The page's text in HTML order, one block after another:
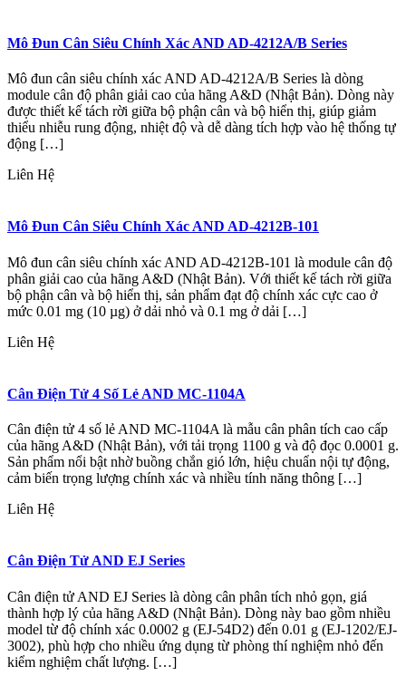
Mô Đun Cân Siêu Chính Xác AND AD-4212A/B Series
Mô đun cân siêu chính xác AND AD-4212A/B Series là dòng
module cân độ phân giải cao của hãng A&D (Nhật Bản). Dòng này
được thiết kế tách rời giữa bộ phận cân và bộ hiển thị, giúp giảm
thiểu nhiễu rung động, nhiệt độ và dễ dàng tích hợp vào hệ thống tự
động […]
Liên Hệ
Mô Đun Cân Siêu Chính Xác AND AD-4212B-101
Mô đun cân siêu chính xác AND AD-4212B-101 là module cân độ
phân giải cao của hãng A&D (Nhật Bản). Với thiết kế tách rời giữa
bộ phận cân và bộ hiển thị, sản phẩm đạt độ chính xác cực cao ở
mức 0.01 mg (10 µg) ở dải nhỏ và 0.1 mg ở dải […]
Liên Hệ
Cân Điện Tử 4 Số Lẻ AND MC-1104A
Cân điện tử 4 số lẻ AND MC-1104A là mẫu cân phân tích cao cấp
của hãng A&D (Nhật Bản), với tải trọng 1100 g và độ đọc 0.0001 g.
Sản phẩm nổi bật nhờ buồng chắn gió lớn, hiệu chuẩn nội tự động,
cảm biến trọng lượng chính xác và nhiều tính năng thông […]
Liên Hệ
Cân Điện Tử AND EJ Series
Cân điện tử AND EJ Series là dòng cân phân tích nhỏ gọn, giá
thành hợp lý của hãng A&D (Nhật Bản). Dòng này bao gồm nhiều
model từ độ chính xác 0.0002 g (EJ-54D2) đến 0.01 g (EJ-1202/EJ-
3002), phù hợp cho nhiều ứng dụng từ phòng thí nghiệm nhỏ đến
kiểm nghiệm chất lượng. […]